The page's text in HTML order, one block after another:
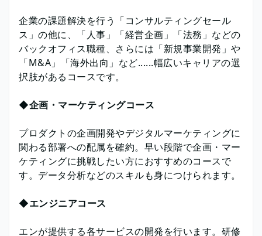
企業の課題解決を行う「コンサルティングセール
ス」の他に、「人事」「経営企画」「法務」などの
バックオフィス職種、さらには「新規事業開発」や
「M&A」「海外出向」など......幅広いキャリアの選
択肢があるコースです。
◆企画・マーケティングコース
プロダクトの企画開発やデジタルマーケティングに
関わる部署への配属を確約。早い段階で企画・マー
ケティングに挑戦したい方におすすめのコースで
す。データ分析などのスキルも身につけられます。
◆エンジニアコース
エンが提供する各サービスの開発を行います。研修